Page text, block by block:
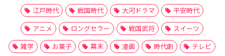
江戸時代 戦国時代 大河ドラマ
平安時代
アニメ
ロングセラー 戦国武将
スイーツ
雑学
お菓子 幕末 漫画 時代劇
テレビ